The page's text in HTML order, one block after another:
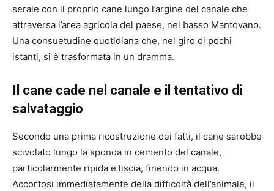
serale con il proprio cane lungo l’argine del canale che
attraversa l’area agricola del paese, nel basso Mantovano.
Una consuetudine quotidiana che, nel giro di pochi
istanti, si è trasformata in un dramma.
Il cane cade nel canale e il tentativo di
salvataggio
Secondo una prima ricostruzione dei fatti, il cane sarebbe
scivolato lungo la sponda in cemento del canale,
particolarmente ripida e liscia, finendo in acqua.
Accortosi immediatamente della difficoltà dell’animale, il